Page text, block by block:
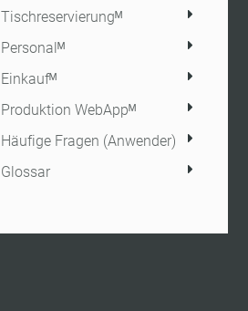
Tischreservierungᴹ
Personalᴹ
Einkaufᴹ
Produktion WebAppᴹ
Häufige Fragen (Anwender)
Glossar